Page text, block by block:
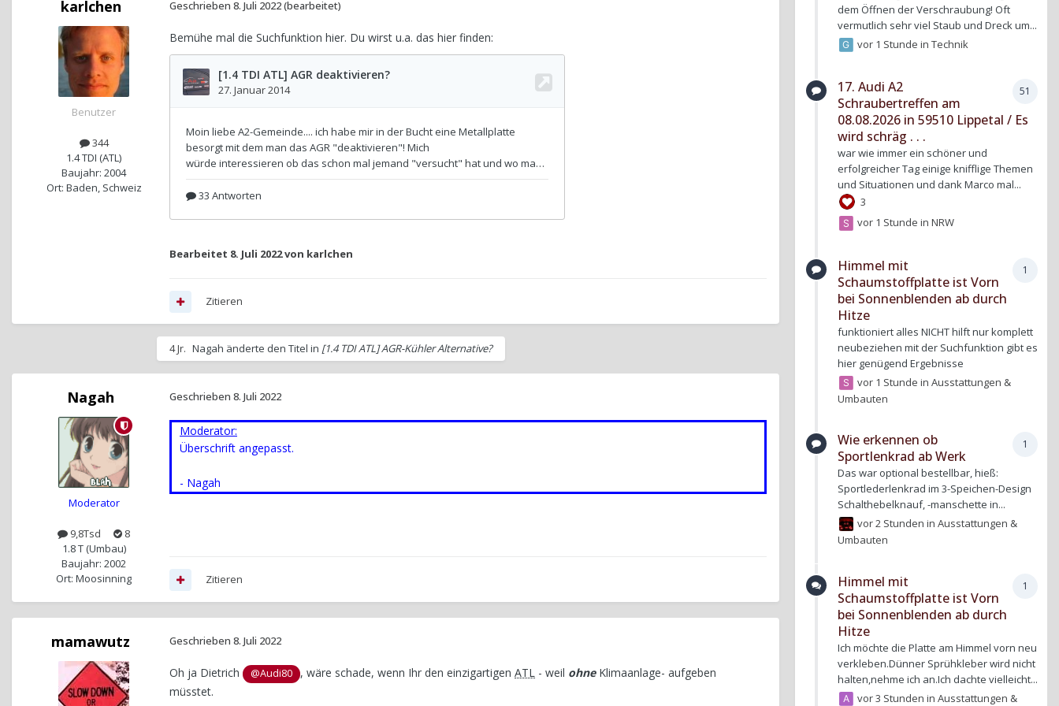
karlchen
Benutzer
344
1.4 TDI (ATL)
Baujahr: 2004
Ort: Baden, Schweiz
Geschrieben 8. Juli 2022(bearbeitet)
Bemühe mal die Suchfunktion hier. Du wirst u.a. das hier finden:
Bearbeitet 8. Juli 2022von karlchen
Zitieren
4 Jr. Nagah änderte den Titel in [1.4 TDI ATL] AGR-Kühler Alternative?
Nagah
Moderator
9,8Tsd
8
1.8 T (Umbau)
Baujahr: 2002
Ort: Moosinning
Geschrieben 8. Juli 2022
Moderator:
Überschrift angepasst.
- Nagah
Zitieren
mamawutz Geschrieben 8. Juli 2022
Oh ja Dietrich @Audi80 , wäre schade, wenn Ihr den einzigartigenATL - weil ohneKlimaanlage- aufgeben
müsstet.
dem Öffnen der Verschraubung! Oft
vermutlich sehr viel Staub und Dreck um...
vor 1 Stunde inTechnik
51
17. Audi A2
Schraubertreffen am
08.08.2026 in 59510 Lippetal / Es
wird schräg . . .
war wie immer ein schöner und
erfolgreicher Tag einige knifflige Themen
und Situationen und dank Marco mal...
3
vor 1 Stunde inNRW
1
Himmel mit
Schaumstoffplatte ist Vorn
bei Sonnenblenden ab durch
Hitze
funktioniert alles NICHT hilft nur komplett
neubeziehen mit der Suchfunktion gibt es
hier genügend Ergebnisse
vor 1 Stunde inAusstattungen &
Umbauten
1
Wie erkennen ob
Sportlenkrad ab Werk
Das war optional bestellbar, hieß:
Sportlederlenkrad im 3-Speichen-Design
Schalthebelknauf, -manschette in...
vor 2 Stunden inAusstattungen &
Umbauten
1
Himmel mit
Schaumstoffplatte ist Vorn
bei Sonnenblenden ab durch
Hitze
Ich möchte die Platte am Himmel vorn neu
verkleben.Dünner Sprühkleber wird nicht
halten,nehme ich an.Ich dachte vielleicht...
vor 3 Stunden inAusstattungen &